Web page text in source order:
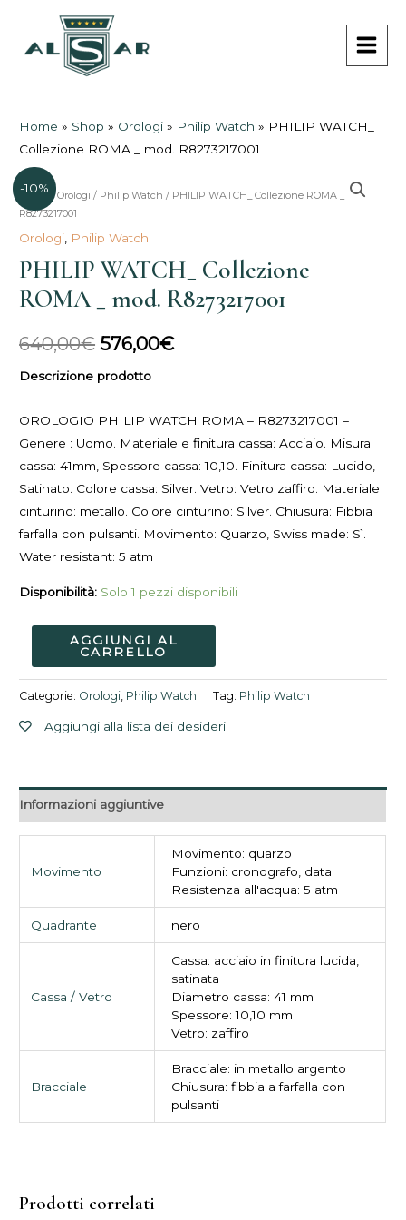
contenuto
Home » Shop » Orologi » Philip Watch » PHILIP WATCH_
Collezione ROMA _ mod. R8273217001
-10%
Home /Orologi / Philip Watch / PHILIP WATCH_ Collezione ROMA _ mod.
R8273217001
Orologi Philip Watch
PHILIP WATCH_ Collezione
ROMA _ mod. R8273217001
640,00€
Il
prezzo
originale
era:
640,00€.
576,00€
Il
attuale
è:
576,00€.
Descrizione prodotto
OROLOGIO PHILIP WATCH ROMA – R8273217001 –
Genere : Uomo. Materiale e finitura cassa: Acciaio. Misura
cassa: 41mm, Spessore cassa: 10,10. Finitura cassa: Lucido,
Satinato. Colore cassa: Silver. Vetro: Vetro zaffiro. Materiale
cinturino: metallo. Colore cinturino: Silver. Chiusura: Fibbia
farfalla con pulsanti. Movimento: Quarzo, Swiss made: Sì.
Water resistant: 5 atm
Disponibilità: Solo 1 pezzi disponibili
PHILIP
WATCH_
Collezione
ROMA
mod.
quantità
AGGIUNGI AL
CARRELLO
Categorie: Orologi Philip Watch Tag: Philip Watch
Aggiungi alla lista dei desideri
Informazioni aggiuntive
Movimento
Movimento: quarzo
Funzioni: cronografo, data
Resistenza all'acqua: 5 atm
Quadrante nero
Cassa / Vetro
Cassa: acciaio in finitura lucida,
satinata
Diametro cassa: 41 mm
Spessore: 10,10 mm
Vetro: zaffiro
Bracciale
Bracciale: in metallo argento
Chiusura: fibbia a farfalla con
pulsanti
Prodotti correlati